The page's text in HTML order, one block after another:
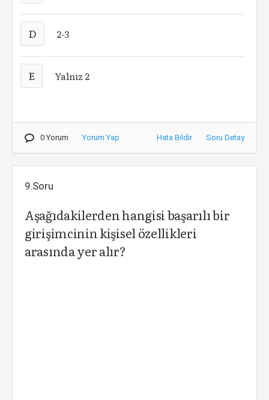
D 2-3
E Yalnız 2
0 Yorum Yorum Yap Hata Bildir Soru Detay
9.Soru
Aşağıdakilerden hangisi başarılı bir
girişimcinin kişisel özellikleri
arasında yer alır?